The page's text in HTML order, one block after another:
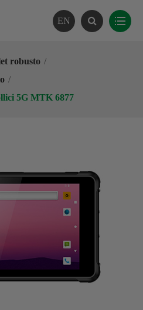
EN
robusto
5G MTK 6877